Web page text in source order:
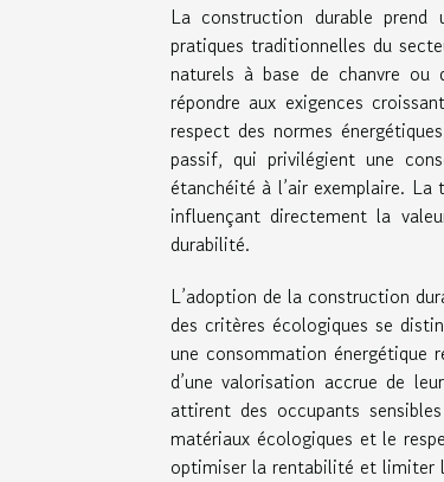
La construction durable prend
pratiques traditionnelles du
naturels à base de chanvre ou
répondre aux exigences
respect des normes
passif, qui privilégient une
étanchéité à l’air exemplaire.
influençant directement la
durabilité.
L’adoption de la construction
des critères écologiques se
une consommation énergétique
d’une valorisation accrue de
attirent des occupants
matériaux écologiques et le
optimiser la rentabilité et limiter